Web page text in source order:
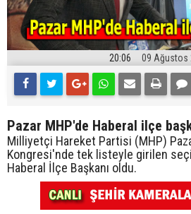
20:06 09 Ağustos
Pazar MHP'de Haberal ilçe
Milliyetçi Hareket Partisi (MHP)
Kongresi'nde tek listeyle girilen
Haberal İlçe Başkanı oldu.